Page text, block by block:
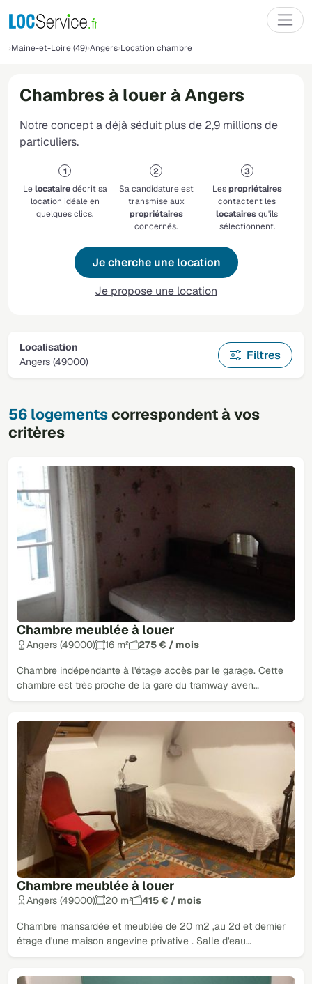
Maine-et-Loire (49) Angers Location chambre
Chambres à louer à Angers
Notre concept a déjà séduit plus de 2,9 millions de
particuliers.
Lelocatairedécrit sa
location idéale en
quelques clics.
Sa candidature est
transmise aux
propriétaires
concernés.
Lespropriétaires
contactent les
locatairesqu'ils
sélectionnent.
Je cherche une location
Je propose une location
Localisation
Angers (49000)
Filtres
56 logementscorrespondent à vos
critères
Chambre meublée à louer
Angers (49000) 16 m² 275 € / mois
Chambre indépendante à l'étage accès par le garage. Cette
chambre est très proche de la gare du tramway aven…
Chambre meublée à louer
Angers (49000) 20 m² 415 € / mois
Chambre mansardée et meublée de 20 m2 ,au 2d et dernier
étage d'une maison angevine privative . Salle d'eau…